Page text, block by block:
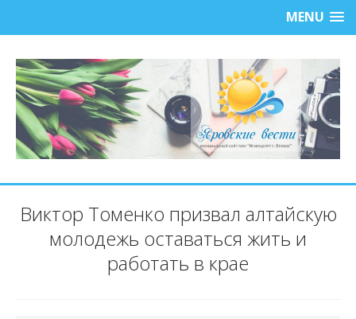
MENU
Виктор Томенко призвал алтайскую
молодежь оставаться жить и
работать в крае